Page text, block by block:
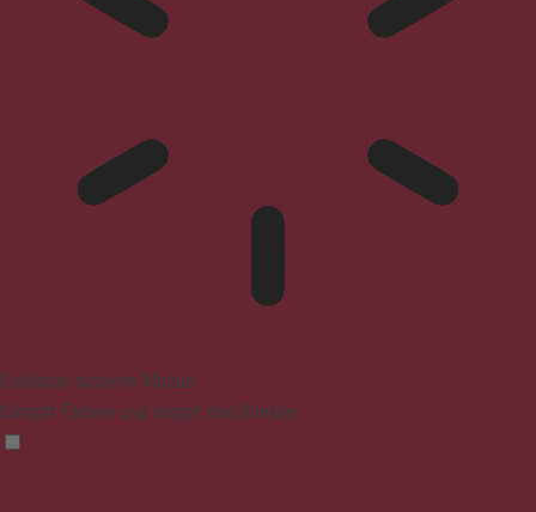
Epilepsie-sicherer Modus
Dämpft Farben und stoppt das Blinken